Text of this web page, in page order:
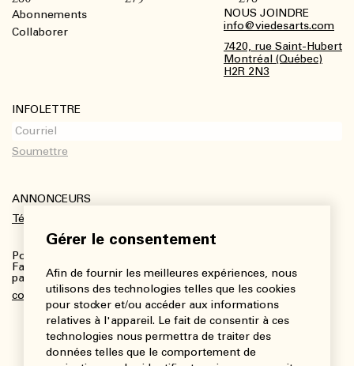
Gérer le consentement
Afin de fournir les meilleures expériences, nous
utilisons des technologies telles que les cookies
pour stocker et/ou accéder aux informations
relatives à l'appareil. Le fait de consentir à ces
technologies nous permettra de traiter des
données telles que le comportement de
Abonnements
Collaborer
NOUS JOINDRE
info@viedesarts.com
7420, rue Saint-Hubert
Montréal (Québec)
H2R 2N3
INFOLETTRE
ANNONCEURS
Télécharger le kit média
Pour plus de renseignements :
Fanny Charbonneau, Responsable des communications,
partenariats et publicités
communications@viedesarts.com